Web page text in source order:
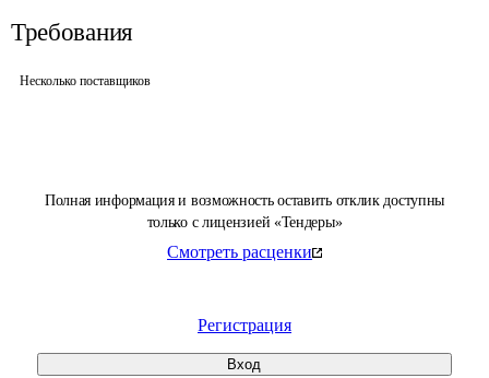
Полная информация и возможность оставить отклик доступны
только с лицензией «Тендеры»
Смотреть расценки
Регистрация
Вход
Требования
Несколько поставщиков